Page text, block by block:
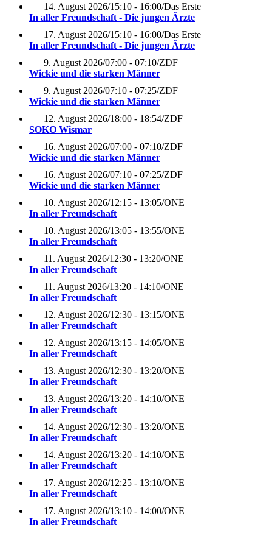
14. August 2026/15:10 - 16:00/Das Erste
In aller Freundschaft - Die jungen Ärzte
17. August 2026/15:10 - 16:00/Das Erste
In aller Freundschaft - Die jungen Ärzte
9. August 2026/07:00 - 07:10/ZDF
Wickie und die starken Männer
9. August 2026/07:10 - 07:25/ZDF
Wickie und die starken Männer
12. August 2026/18:00 - 18:54/ZDF
SOKO Wismar
16. August 2026/07:00 - 07:10/ZDF
Wickie und die starken Männer
16. August 2026/07:10 - 07:25/ZDF
Wickie und die starken Männer
10. August 2026/12:15 - 13:05/ONE
In aller Freundschaft
10. August 2026/13:05 - 13:55/ONE
In aller Freundschaft
11. August 2026/12:30 - 13:20/ONE
In aller Freundschaft
11. August 2026/13:20 - 14:10/ONE
In aller Freundschaft
12. August 2026/12:30 - 13:15/ONE
In aller Freundschaft
12. August 2026/13:15 - 14:05/ONE
In aller Freundschaft
13. August 2026/12:30 - 13:20/ONE
In aller Freundschaft
13. August 2026/13:20 - 14:10/ONE
In aller Freundschaft
14. August 2026/12:30 - 13:20/ONE
In aller Freundschaft
14. August 2026/13:20 - 14:10/ONE
In aller Freundschaft
17. August 2026/12:25 - 13:10/ONE
In aller Freundschaft
17. August 2026/13:10 - 14:00/ONE
In aller Freundschaft